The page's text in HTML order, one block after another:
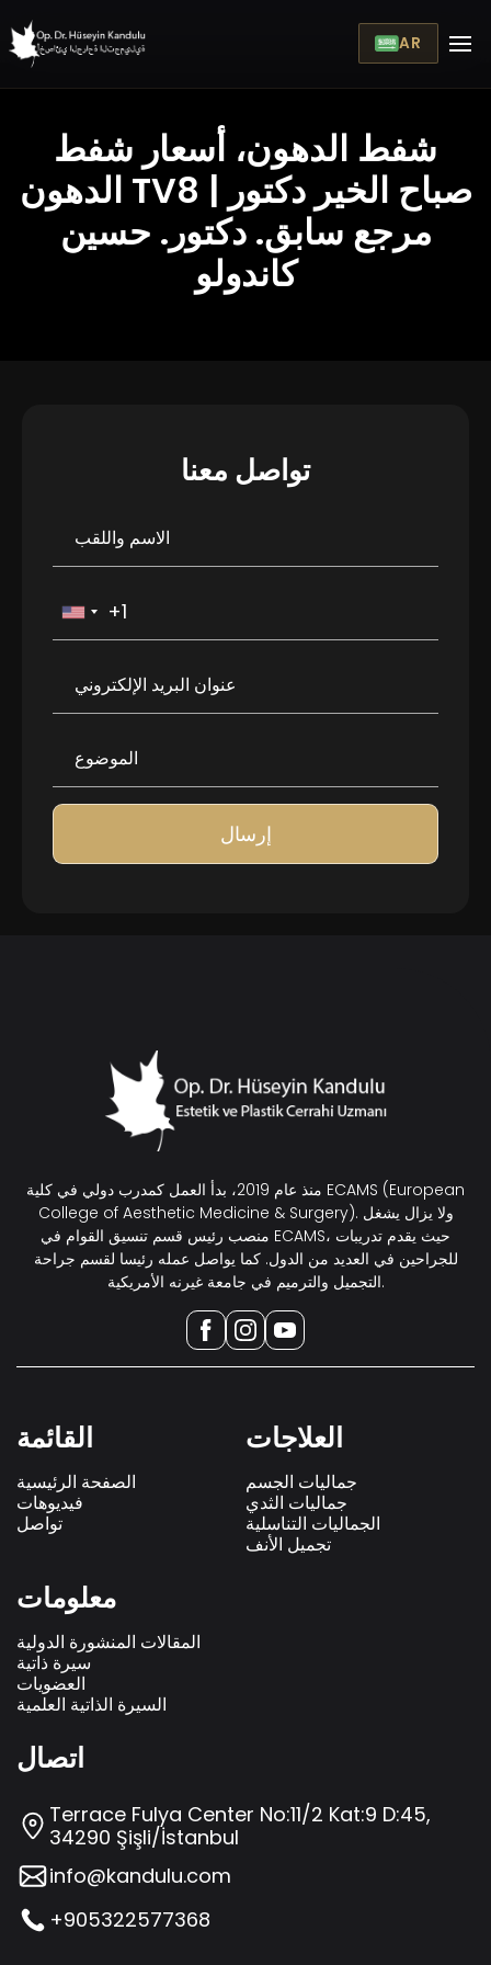
AR
شفط الدهون، أسعار شفط
الدهون TV8 صباح الخير دكتور |
مرجع سابق. دكتور. حسين
كاندولو
تواصل معنا
إرسال
منذ عام 2019، بدأ العمل كمدرب دولي في كلية ECAMS (European
College of Aesthetic Medicine & Surgery). ولا يزال يشغل
منصب رئيس قسم تنسيق القوام في ECAMS، حيث يقدم تدريبات
للجراحين في العديد من الدول. كما يواصل عمله رئيسا لقسم جراحة
التجميل والترميم في جامعة غيرنه الأمريكية.
القائمة
الصفحة الرئيسية
فيديوهات
تواصل
العلاجات
جماليات الجسم
جماليات الثدي
الجماليات التناسلية
تجميل الأنف
معلومات
المقالات المنشورة الدولية
سيرة ذاتية
العضويات
السيرة الذاتية العلمية
اتصال
Terrace Fulya Center No:11/2 Kat:9 D:45,
34290 Şişli/İstanbul
info@kandulu.com
+905322577368